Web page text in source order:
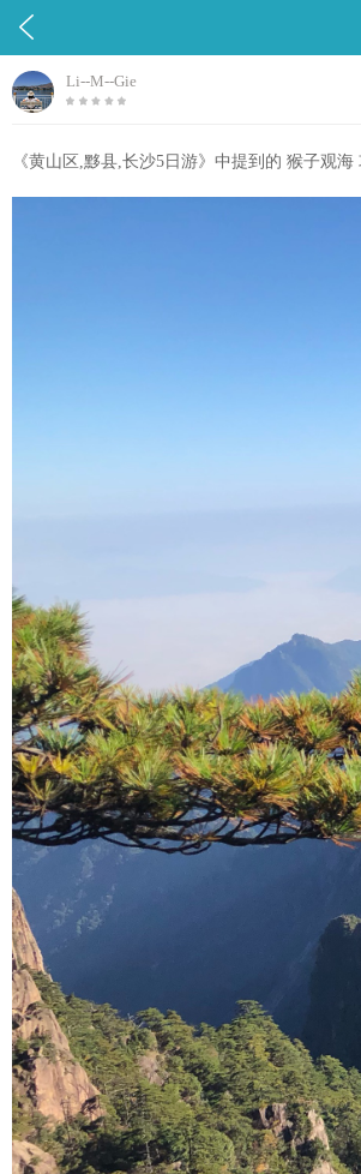

Li--M--Gie
《黄山区,黟县,长沙5日游》中提到的 猴子观海